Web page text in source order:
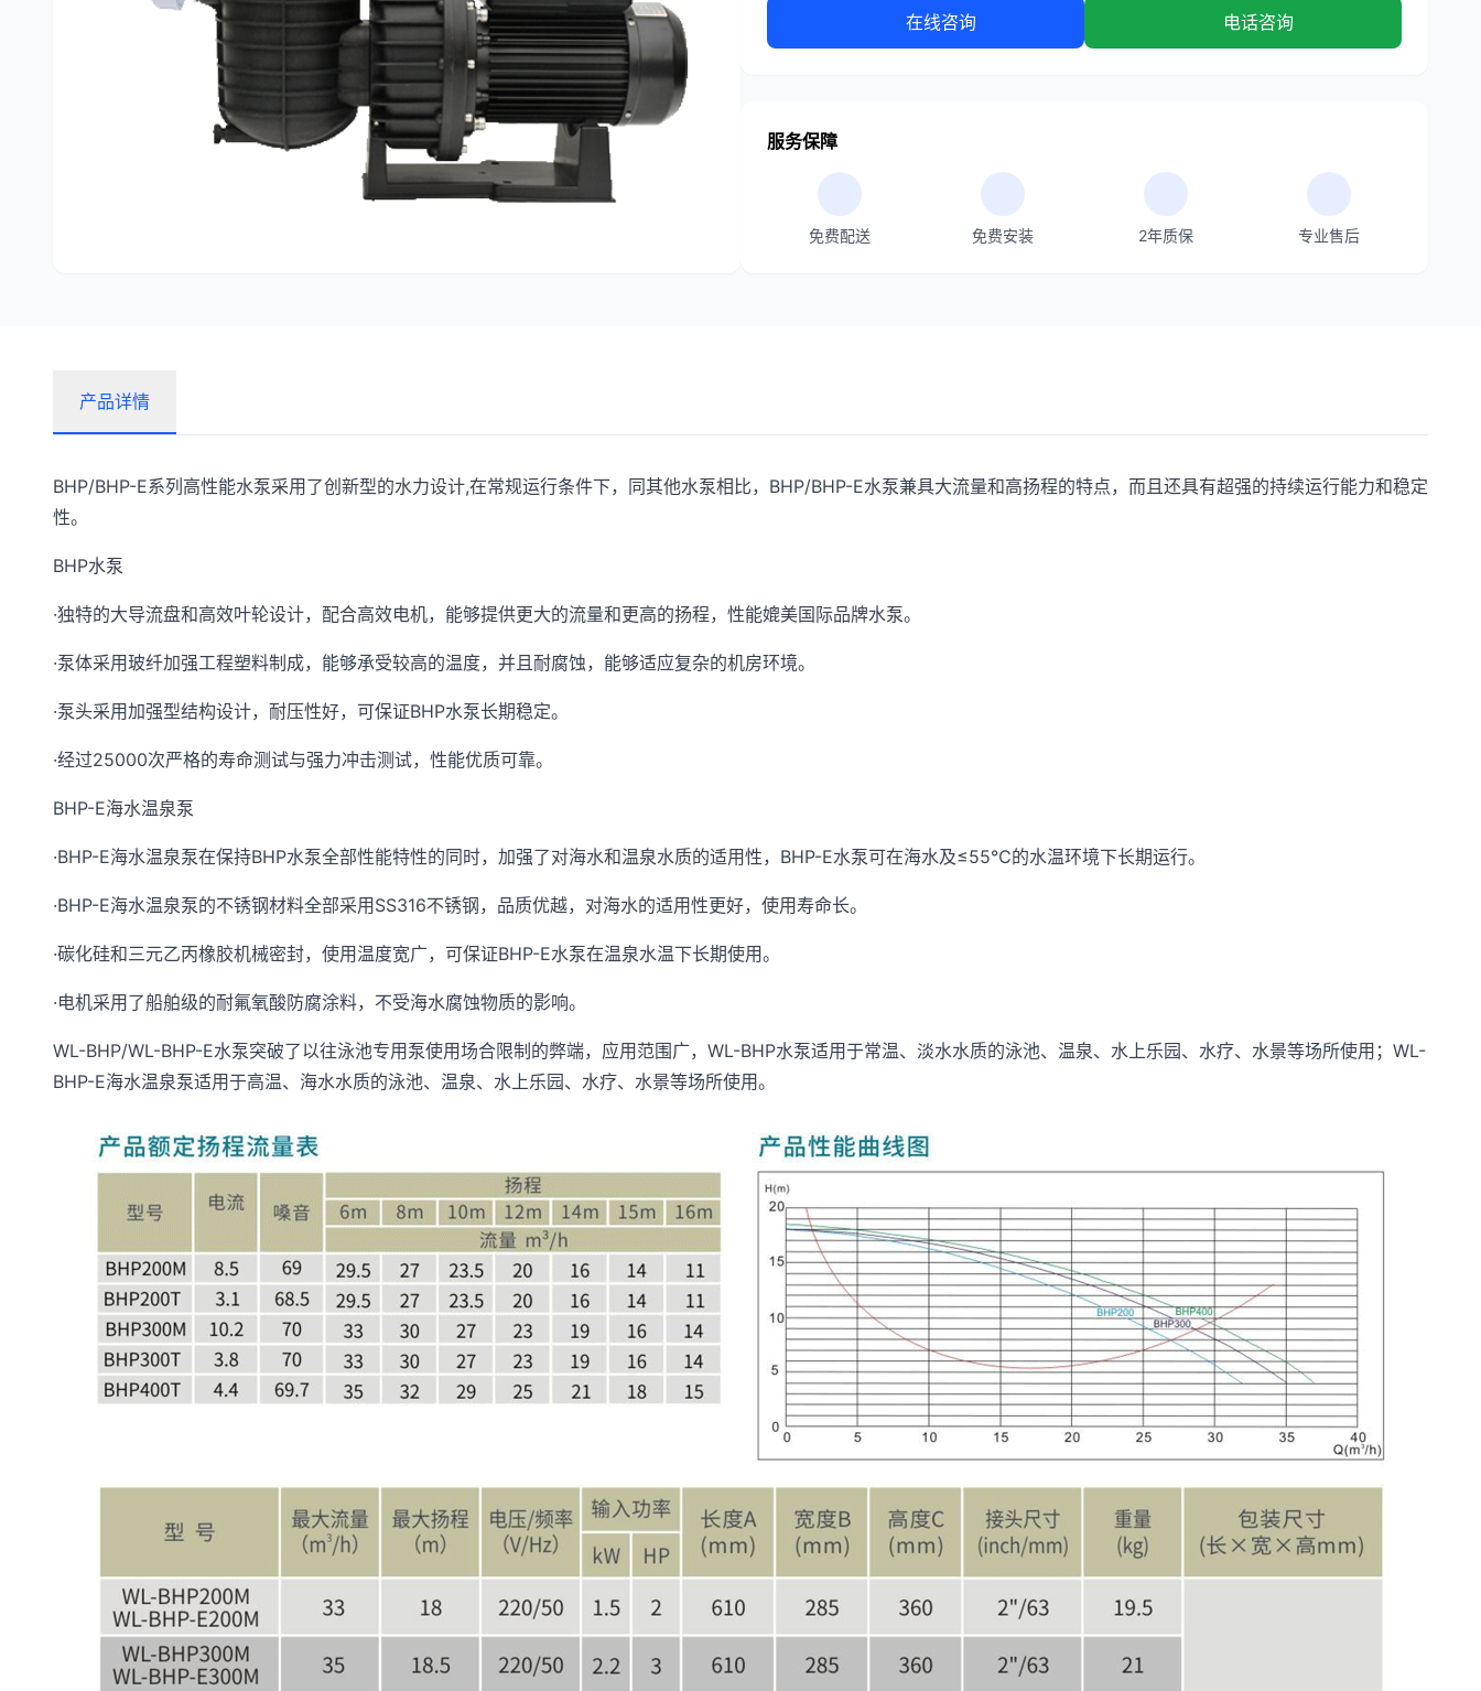
在线咨询 电话咨询
服务保障
免费配送 免费安装 2年质保 专业售后
产品详情
BHP/BHP-E系列高性能水泵采用了创新型的水力设计,在常规运行条件下，同其他水泵相比，BHP/BHP-E水泵兼具大流量和高扬程的特点，而且还具有超强的持续运行能力和稳定
性。
BHP水泵
·独特的大导流盘和高效叶轮设计，配合高效电机，能够提供更大的流量和更高的扬程，性能媲美国际品牌水泵。
·泵体采用玻纤加强工程塑料制成，能够承受较高的温度，并且耐腐蚀，能够适应复杂的机房环境。
·泵头采用加强型结构设计，耐压性好，可保证BHP水泵长期稳定。
·经过25000次严格的寿命测试与强力冲击测试，性能优质可靠。
BHP-E海水温泉泵
·BHP-E海水温泉泵在保持BHP水泵全部性能特性的同时，加强了对海水和温泉水质的适用性，BHP-E水泵可在海水及≤55℃的水温环境下长期运行。
·BHP-E海水温泉泵的不锈钢材料全部采用SS316不锈钢，品质优越，对海水的适用性更好，使用寿命长。
·碳化硅和三元乙丙橡胶机械密封，使用温度宽广，可保证BHP-E水泵在温泉水温下长期使用。
·电机采用了船舶级的耐氟氧酸防腐涂料，不受海水腐蚀物质的影响。
WL-BHP/WL-BHP-E水泵突破了以往泳池专用泵使用场合限制的弊端，应用范围广，WL-BHP水泵适用于常温、淡水水质的泳池、温泉、水上乐园、水疗、水景等场所使用；WL-
BHP-E海水温泉泵适用于高温、海水水质的泳池、温泉、水上乐园、水疗、水景等场所使用。